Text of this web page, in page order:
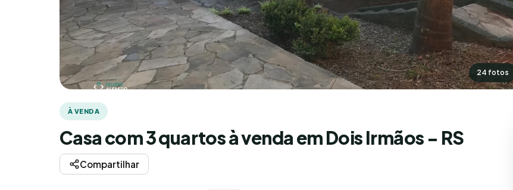
24 fotos
À VENDA
Casa com 3 quartos à venda em Dois Irmãos - RS
Compartilhar